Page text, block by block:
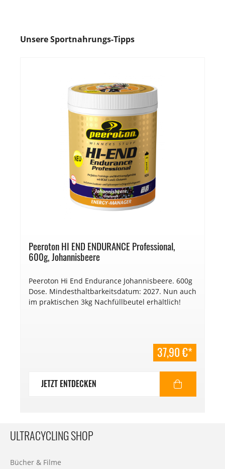
Unsere Sportnahrungs-Tipps
Peeroton HI END ENDURANCE Professional,
600g, Johannisbeere
Peeroton Hi End Endurance Johannisbeere. 600g
Dose. Mindesthaltbarkeitsdatum: 2027. Nun auch
im praktischen 3kg Nachfüllbeutel erhältlich!
37,90 €*
JETZT ENTDECKEN
ULTRACYCLING SHOP
Bücher & Filme